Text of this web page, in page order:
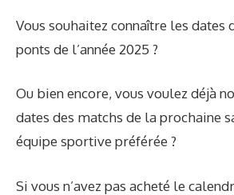
Vous souhaitez connaître les dates
ponts de l’année 2025 ?
Ou bien encore, vous voulez déjà
dates des matchs de la prochaine
équipe sportive préférée ?
Si vous n’avez pas acheté le